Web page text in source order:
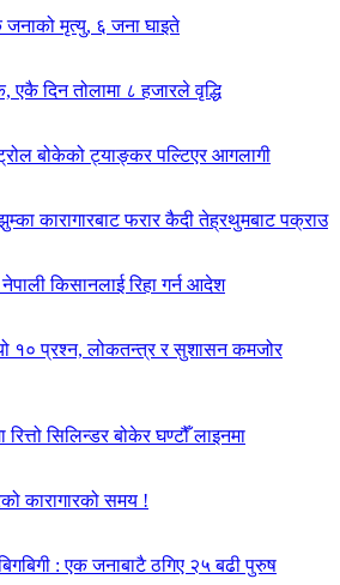
जनाको मृत्यु, ६ जना घाइते
दिन तोलामा ८ हजारले वृद्धि
बोकेको ट्याङ्कर पल्टिएर आगलागी
कारागारबाट फरार कैदी तेह्रथुमबाट पक्राउ
किसानलाई रिहा गर्न आदेश
१० प्रश्न, लोकतन्त्र र सुशासन कमजोर
सिलिन्डर बोकेर घण्टौँ लाइनमा
कारागारको समय !
: एक जनाबाटै ठगिए २५ बढी पुरुष